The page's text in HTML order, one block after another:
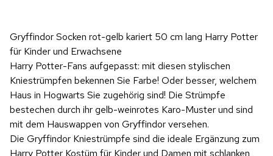
Gryffindor Socken rot-gelb kariert 50 cm lang Harry Potter
für Kinder und Erwachsene
Harry Potter-Fans aufgepasst: mit diesen stylischen
Kniestrümpfen bekennen Sie Farbe! Oder besser, welchem
Haus in Hogwarts Sie zugehörig sind! Die Strümpfe
bestechen durch ihr gelb-weinrotes Karo-Muster und sind
mit dem Hauswappen von Gryffindor versehen.
Die Gryffindor Kniestrümpfe sind die ideale Ergänzung zum
Harry Potter Kostüm für Kinder und Damen mit schlanken